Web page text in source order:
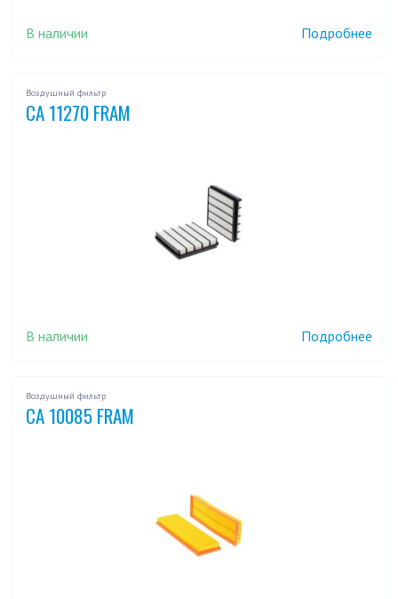
В наличии Подробнее
Воздушный фильтр
CA 11270 FRAM
В наличии Подробнее
Воздушный фильтр
CA 10085 FRAM